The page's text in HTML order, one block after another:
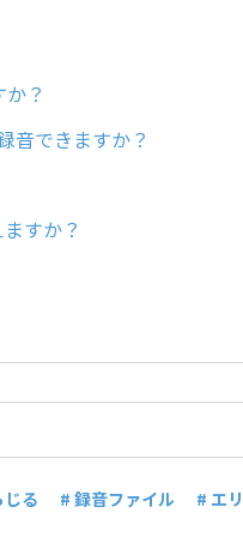
？
音できますか？
すか？
る # 録音ファイル
# エ